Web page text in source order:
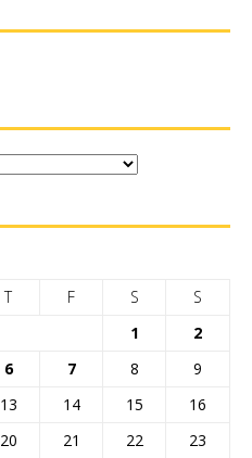
T F S
S
1
2
6 7 8
9
13 14 15
16
20 21 22
23